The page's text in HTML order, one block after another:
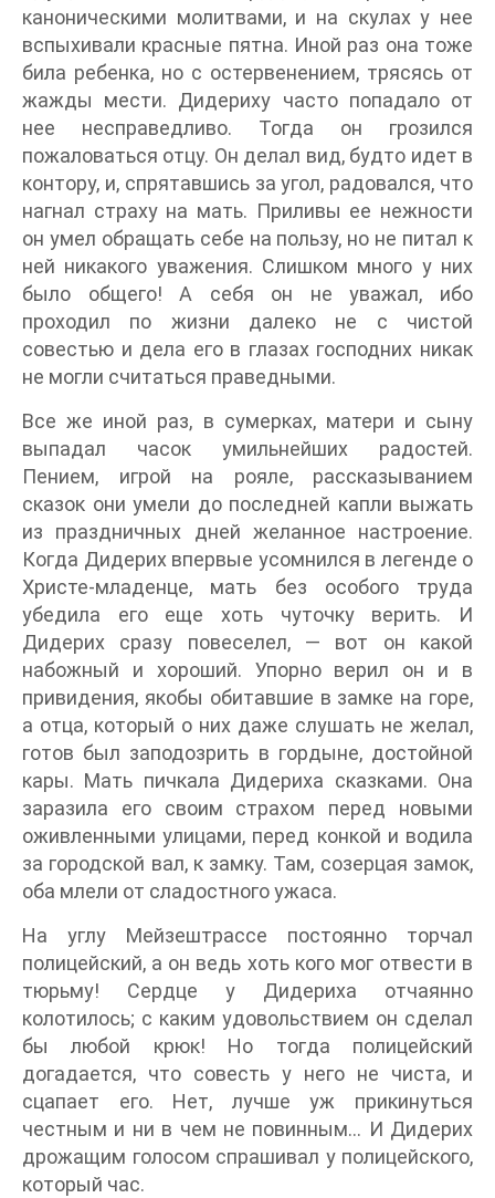
каноническими молитвами, и на скулах у нее
вспыхивали красные пятна. Иной раз она тоже
била ребенка, но с остервенением, трясясь от
жажды мести. Дидериху часто попадало от
нее несправедливо. Тогда он грозился
пожаловаться отцу. Он делал вид, будто идет в
контору, и, спрятавшись за угол, радовался, что
нагнал страху на мать. Приливы ее нежности
он умел обращать себе на пользу, но не питал к
ней никакого уважения. Слишком много у них
было общего! А себя он не уважал, ибо
проходил по жизни далеко не с чистой
совестью и дела его в глазах господних никак
не могли считаться праведными.
Все же иной раз, в сумерках, матери и сыну
выпадал часок умильнейших радостей.
Пением, игрой на рояле, рассказыванием
сказок они умели до последней капли выжать
из праздничных дней желанное настроение.
Когда Дидерих впервые усомнился в легенде о
Христе-младенце, мать без особого труда
убедила его еще хоть чуточку верить. И
Дидерих сразу повеселел, — вот он какой
набожный и хороший. Упорно верил он и в
привидения, якобы обитавшие в замке на горе,
а отца, который о них даже слушать не желал,
готов был заподозрить в гордыне, достойной
кары. Мать пичкала Дидериха сказками. Она
заразила его своим страхом перед новыми
оживленными улицами, перед конкой и водила
за городской вал, к замку. Там, созерцая замок,
оба млели от сладостного ужаса.
На углу Мейзештрассе постоянно торчал
полицейский, а он ведь хоть кого мог отвести в
тюрьму! Сердце у Дидериха отчаянно
колотилось; с каким удовольствием он сделал
бы любой крюк! Но тогда полицейский
догадается, что совесть у него не чиста, и
сцапает его. Нет, лучше уж прикинуться
честным и ни в чем не повинным… И Дидерих
дрожащим голосом спрашивал у полицейского,
который час.